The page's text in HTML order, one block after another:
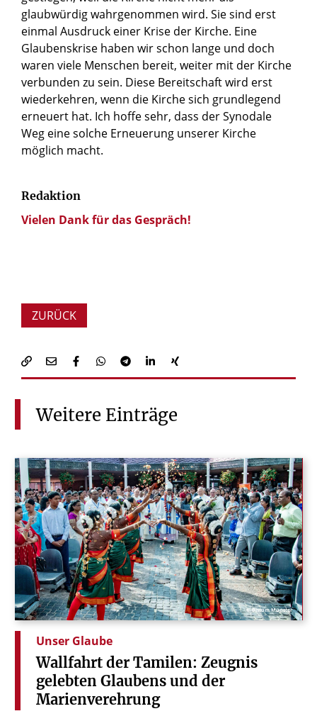
glaubwürdig wahrgenommen wird. Sie sind erst
einmal Ausdruck einer Krise der Kirche. Eine
Glaubenskrise haben wir schon lange und doch
waren viele Menschen bereit, weiter mit der Kirche
verbunden zu sein. Diese Bereitschaft wird erst
wiederkehren, wenn die Kirche sich grundlegend
erneuert hat. Ich hoffe sehr, dass der Synodale
Weg eine solche Erneuerung unserer Kirche
möglich macht.
Redaktion
Vielen Dank für das Gespräch!
ZURÜCK
Weitere Einträge
© Bistum Münster
Unser Glaube
Wallfahrt der Tamilen: Zeugnis
gelebten Glaubens und der
Marienverehrung